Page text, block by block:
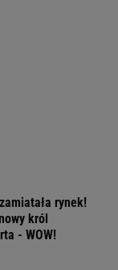
rynek!
król
- WOW!